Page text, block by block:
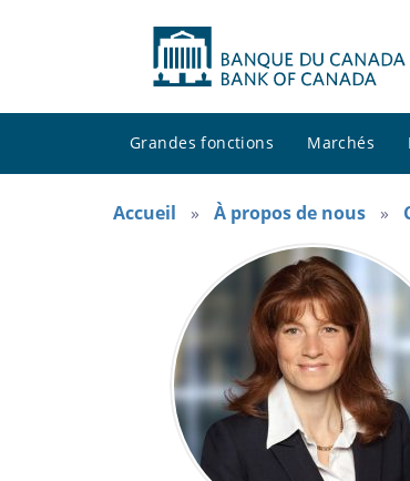
Grandes fonctions Marchés
Accueil À propos de nous